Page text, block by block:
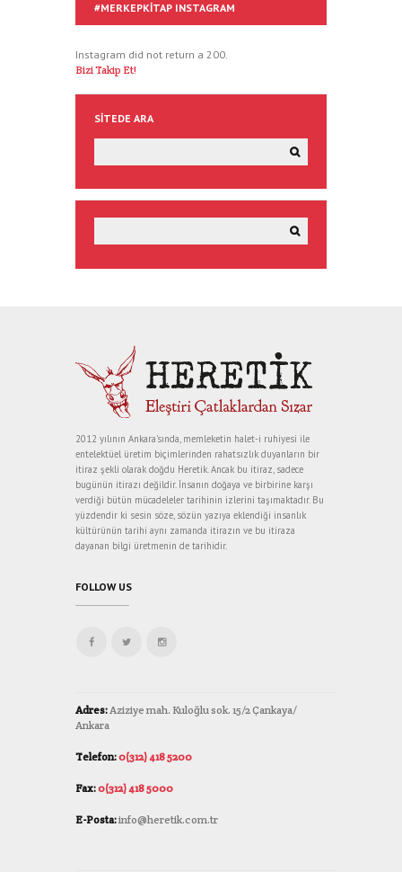
#MERKEPKITAP INSTAGRAM
Instagram did not return a 200.
Bizi Takip Et!
SITEDE ARA
2012 yılının Ankara’sında, memleketin halet-i ruhiyesi ile
entelektüel üretim biçimlerinden rahatsızlık duyanların bir
itiraz şekli olarak doğdu Heretik. Ancak bu itiraz, sadece
bugünün itirazı değildir. İnsanın doğaya ve birbirine karşı
verdiği bütün mücadeleler tarihinin izlerini taşımaktadır. Bu
yüzdendir ki sesin söze, sözün yazıya eklendiği insanlık
kültürünün tarihi aynı zamanda itirazın ve bu itiraza
dayanan bilgi üretmenin de tarihidir.
FOLLOW US
Adres:Aziziye mah. Kuloğlu sok. 15/2 Çankaya/
Ankara
Telefon:0(312) 418 5200
Fax:0(312) 418 5000
E-Posta:info@heretik.com.tr